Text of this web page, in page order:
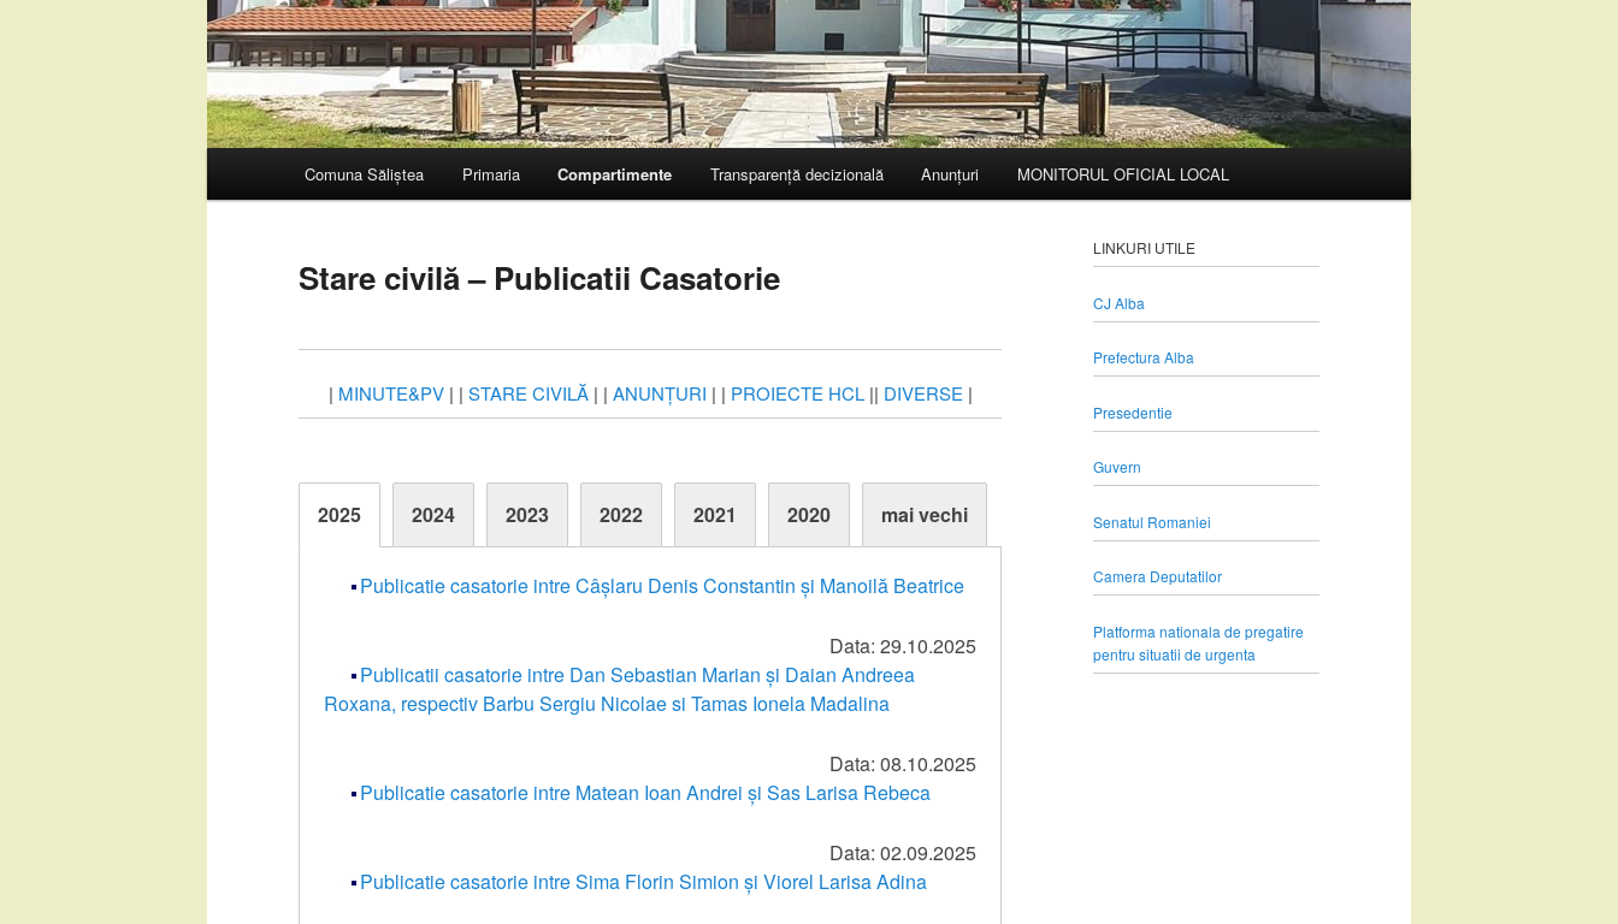
Sari
conținutul
principal
Comuna Săliștea Primaria Compartimente Transparență decizională Anunțuri MONITORUL OFICIAL LOCAL
Stare civilă – Publicatii Casatorie
| MINUTE&PV| | STARE CIVILĂ| | ANUNȚURI | | PROIECTE HCL|| DIVERSE|
2025 2024 2023 2022 2021 2020 mai vechi
Publicatie casatorie intre Câșlaru Denis Constantin și Manoilă Beatrice
Data: 29.10.2025
Publicatii casatorie intre Dan Sebastian Marian și Daian Andreea
Roxana, respectiv Barbu Sergiu Nicolae si Tamas Ionela Madalina
Data: 08.10.2025
Publicatie casatorie intre Matean Ioan Andrei și Sas Larisa Rebeca
Data: 02.09.2025
Publicatie casatorie intre Sima Florin Simion și Viorel Larisa Adina
LINKURI UTILE
CJ Alba
Prefectura Alba
Presedentie
Guvern
Senatul Romaniei
Camera Deputatilor
Platforma nationala de pregatire
pentru situatii de urgenta